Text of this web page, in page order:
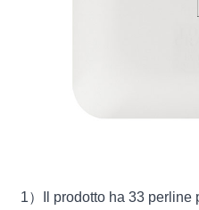
1）Il prodotto ha 33 perline